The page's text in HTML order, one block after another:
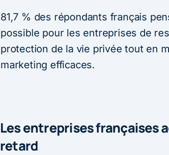
81,7 % des répondants français
possible pour les entreprises de
protection de la vie privée tout en
marketing efficaces.
Les entreprises françaises
retard